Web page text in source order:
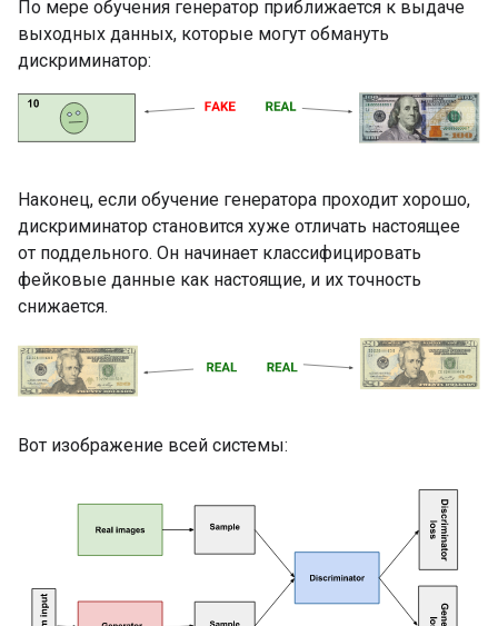
По мере обучения генератор приближается к выдаче
выходных данных, которые могут обмануть
дискриминатор:
Наконец, если обучение генератора проходит хорошо,
дискриминатор становится хуже отличать настоящее
от поддельного. Он начинает классифицировать
фейковые данные как настоящие, и их точность
снижается.
Вот изображение всей системы: